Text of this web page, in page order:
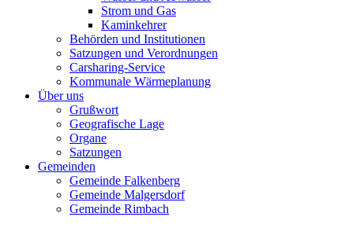
Strom und Gas
Kaminkehrer
Behörden und Institutionen
Satzungen und Verordnungen
Carsharing-Service
Kommunale Wärmeplanung
Über uns
Grußwort
Geografische Lage
Organe
Satzungen
Gemeinden
Gemeinde Falkenberg
Gemeinde Malgersdorf
Gemeinde Rimbach